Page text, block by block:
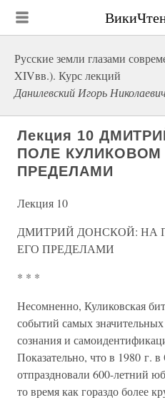
Русские земли глазами
XIVвв.). Курс лекций
Данилевский Игорь Николаевич
Лекция 10
ПОЛЕ КУЛИКОВОМ
ПРЕДЕЛАМИ
Лекция 10
ДМИТРИЙ ДОНСКОЙ: НА
ЕГО ПРЕДЕЛАМИ
* * *
Несомненно, Куликовская
событий самых значительных
сознания и
Показательно, что в 1980
отпраздновали 600-летний
то время как гораздо более